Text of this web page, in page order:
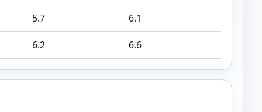
5.7 6.1
6.2 6.6